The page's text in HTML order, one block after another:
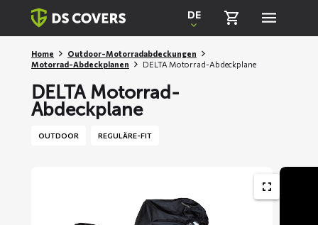
Skiplinks
DE
Home
Outdoor-Motorradabdeckungen
Motorrad-Abdeckplanen
DELTA Motorrad-Abdeckplane
DELTA Motorrad-
Abdeckplane
OUTDOOR REGULÄRE-FIT